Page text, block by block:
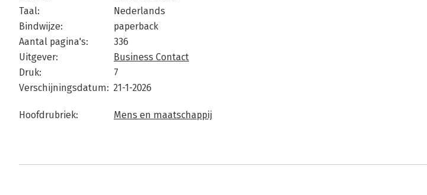
Taal:
Nederlands
Bindwijze:
paperback
Aantal pagina's:
336
Uitgever:
Business Contact
Druk:
7
Verschijningsdatum: 21-1-2026
Hoofdrubriek: Mens en maatschappij